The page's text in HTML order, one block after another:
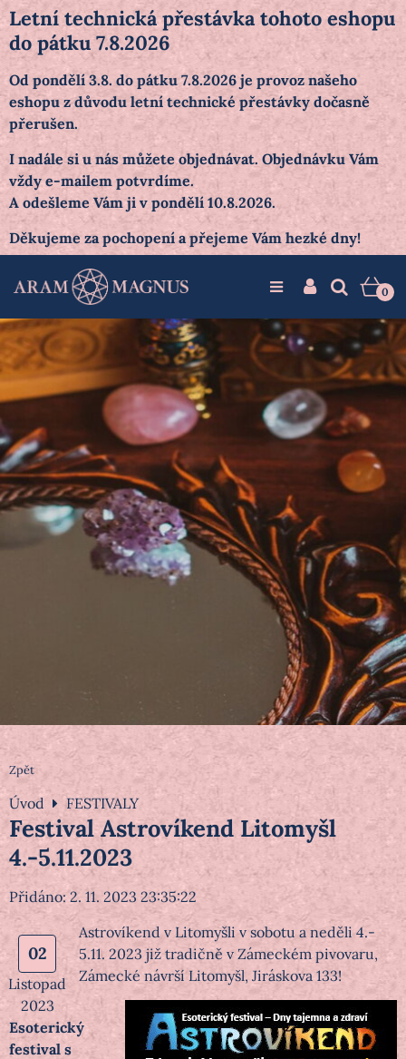
Letní technická přestávka tohoto eshopu
do pátku 7.8.2026
Od pondělí 3.8. do pátku 7.8.2026 je provoz našeho
eshopu z důvodu letní technické přestávky dočasně
přerušen.
I nadále si u nás můžete objednávat. Objednávku Vám
vždy e-mailem potvrdíme.
A odešleme Vám ji v pondělí 10.8.2026.
Děkujeme za pochopení a přejeme Vám hezké dny!
0
Zpět
Úvod FESTIVALY
Festival Astrovíkend Litomyšl
4.-5.11.2023
Přidáno: 2. 11. 2023 23:35:22
02
Listopad
2023
Astrovíkend v Litomyšli v sobotu a neděli 4.-
5.11. 2023 již tradičně v Zámeckém pivovaru,
Zámecké návrší Litomyšl, Jiráskova 133!
Esoterický
festival s